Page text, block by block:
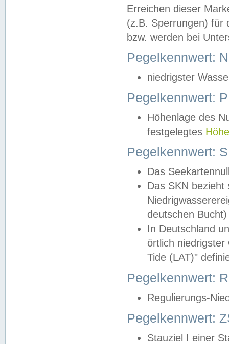
Erreichen dieser
(z.B. Sperrungen) für
bzw. werden bei
Pegelkennwert:
niedrigster
Pegelkennwert:
Höhenlage des
festgelegtes
Pegelkennwert:
Das
Das SKN
deutschen
In Deutschland
örtlich
Tide (LAT)"
Pegelkennwert:
Regulierungs-
Pegelkennwert:
Stauziel I einer